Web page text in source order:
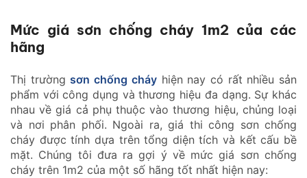
Mức giá sơn chống cháy 1m2 của các
hãng
Thị trườngsơn chống cháyhiện nay có rất nhiều sản
phẩm với công dụng và thương hiệu đa dạng. Sự khác
nhau về giá cả phụ thuộc vào thương hiệu, chủng loại
và nơi phân phối. Ngoài ra, giá thi công sơn chống
cháy được tính dựa trên tổng diện tích và kết cấu bề
mặt. Chúng tôi đưa ra gợi ý về mức giá sơn chống
cháy trên 1m2 của một số hãng tốt nhất hiện nay: